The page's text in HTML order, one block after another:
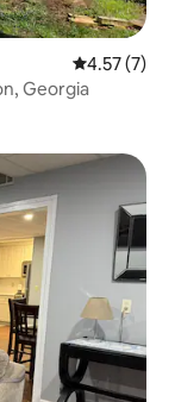
Calificación
4.57 (7)
Georgia